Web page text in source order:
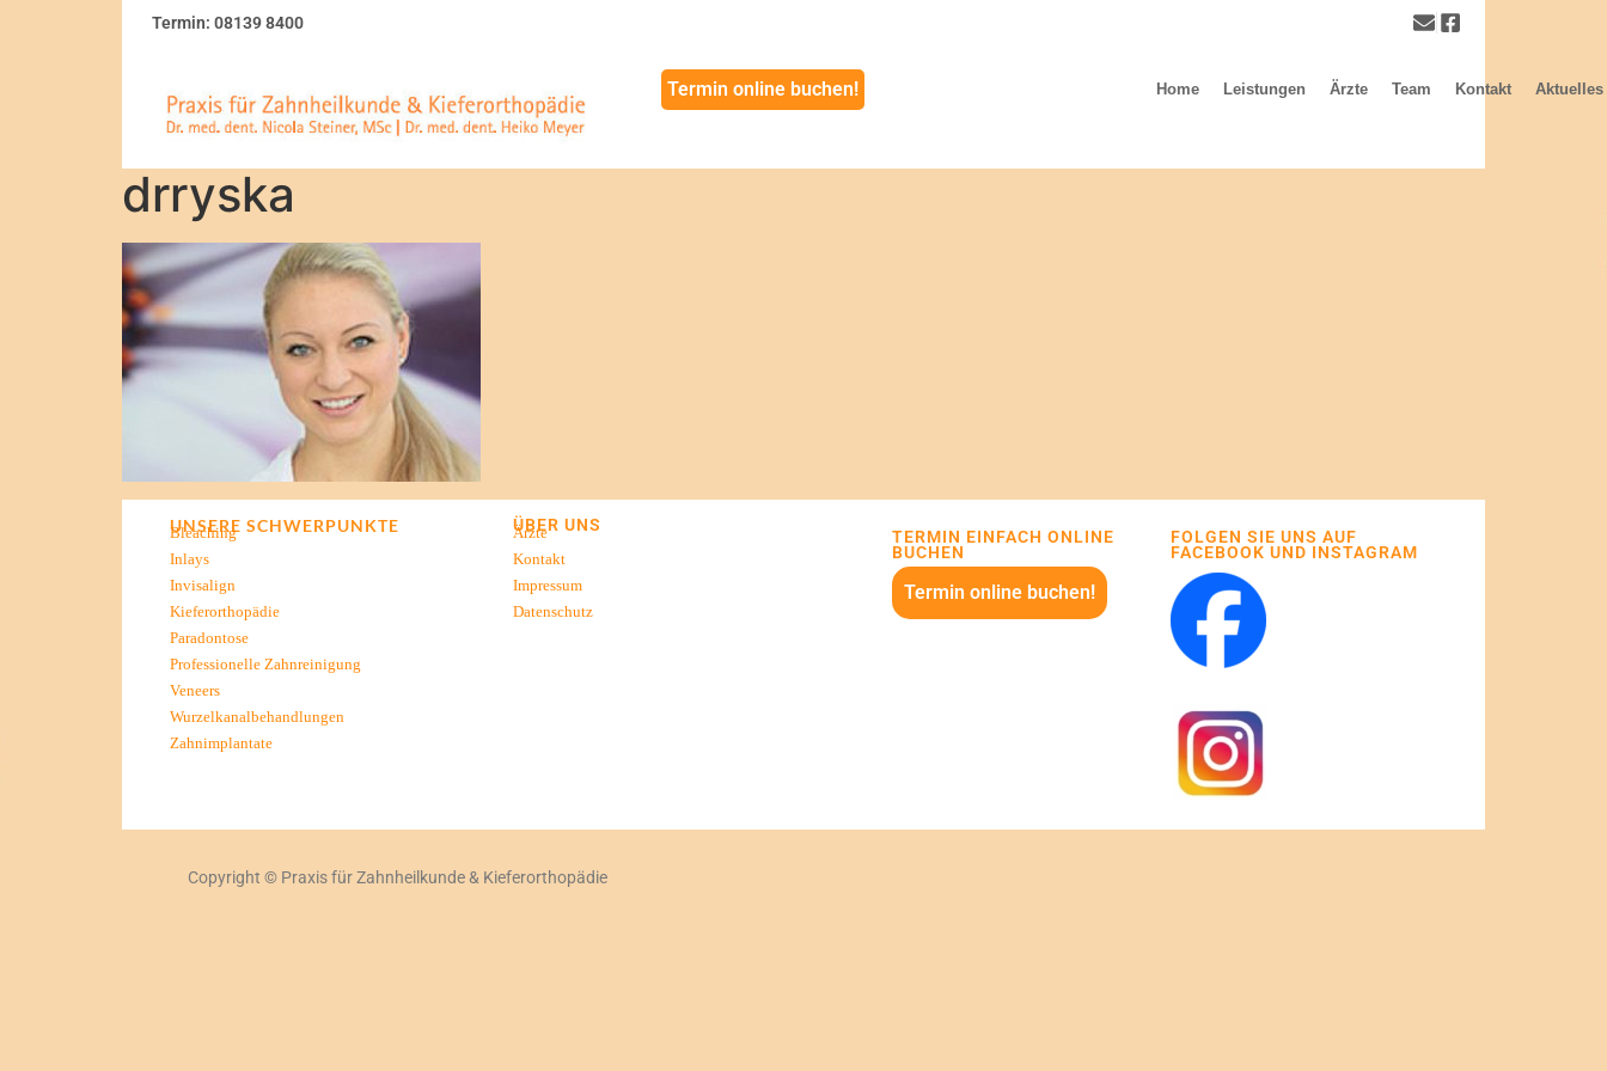
Termin: 08139 8400
Termin online buchen! Home Leistungen Ärzte Team Kontakt Aktuelles
drryska
UNSERE SCHWERPUNKTE
Bleaching
Inlays
Invisalign
Kieferorthopädie
Paradontose
Professionelle Zahnreinigung
Veneers
Wurzelkanalbehandlungen
Zahnimplantate
ÜBER UNS
Ärzte
Kontakt
Impressum
Datenschutz
TERMIN EINFACH ONLINE
BUCHEN
Termin online buchen!
FOLGEN SIE UNS AUF
FACEBOOK UND INSTAGRAM
Copyright © Praxis für Zahnheilkunde & Kieferorthopädie